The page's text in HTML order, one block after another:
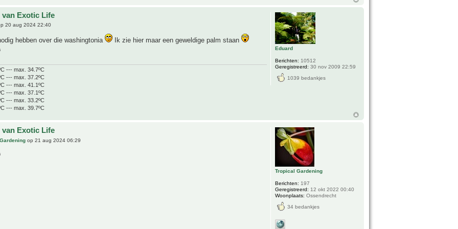
van Exotic Life
20 aug 2024 22:40
hebben over die washingtonia Ik zie hier maar een geweldige palm staan
--- max. 34.7ºC
--- max. 37.2ºC
--- max. 41.1ºC
--- max. 37.1ºC
--- max. 33.2ºC
--- max. 39.7ºC
Eduard
Berichten: 10512
Geregistreerd: 30 nov 2009 22:59
1039 bedankjes
van Exotic Life
op 21 aug 2024 06:29
Tropical Gardening
Berichten: 197
Geregistreerd: 12 okt 2022 00:40
Woonplaats: Ossendrecht
34 bedankjes